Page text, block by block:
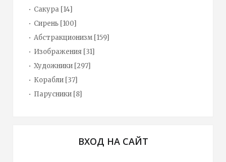
Сакура [14]
Сирень [100]
Абстракционизм [159]
Изображения [31]
Художники [297]
Корабли [37]
Парусники [8]
ВХОД НА САЙТ